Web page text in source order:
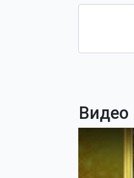
Видео